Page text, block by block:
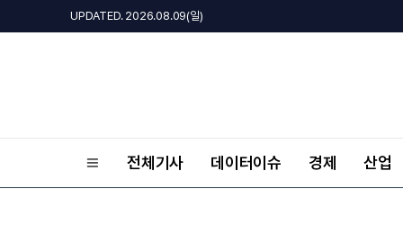
UPDATED. 2026.08.09(일)
전체기사 데이터이슈 경제 산업